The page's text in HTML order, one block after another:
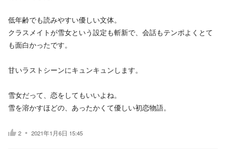
低年齢でも読みやすい優しい文体。
クラスメイトが雪女という設定も斬新で、会話もテンポよくとて
も面白かったです。
甘いラストシーンにキュンキュンします。
雪女だって、恋をしてもいいよね。
雪を溶かすほどの、あったかくて優しい初恋物語。
2 2021年1月6日 15:45